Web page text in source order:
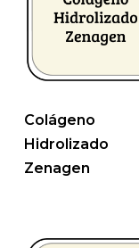
Colágeno
Hidrolizado
Zenagen